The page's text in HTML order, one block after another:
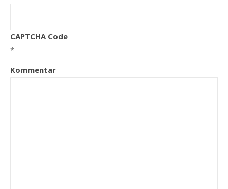
CAPTCHA Code
*
Kommentar